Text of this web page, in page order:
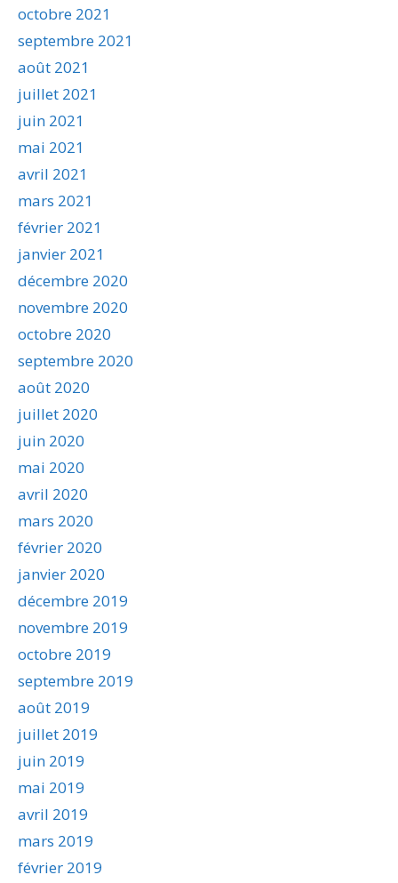
octobre 2021
septembre 2021
août 2021
juillet 2021
juin 2021
mai 2021
avril 2021
mars 2021
février 2021
janvier 2021
décembre 2020
novembre 2020
octobre 2020
septembre 2020
août 2020
juillet 2020
juin 2020
mai 2020
avril 2020
mars 2020
février 2020
janvier 2020
décembre 2019
novembre 2019
octobre 2019
septembre 2019
août 2019
juillet 2019
juin 2019
mai 2019
avril 2019
mars 2019
février 2019